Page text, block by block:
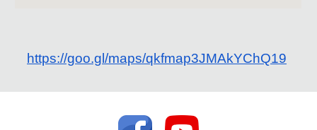
https://goo.gl/maps/qkfmap3JMAkYChQ19